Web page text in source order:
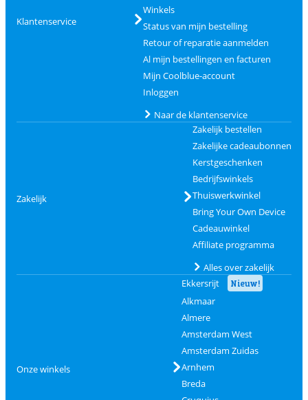
Klantenservice
Winkels
Status van mijn bestelling
Retour of reparatie aanmelden
Al mijn bestellingen en facturen
Mijn Coolblue-account
Inloggen
Naar de klantenservice
Zakelijk
Zakelijk bestellen
Zakelijke cadeaubonnen
Kerstgeschenken
Bedrijfswinkels
Thuiswerkwinkel
Bring Your Own Device
Cadeauwinkel
Affiliate programma
Alles over zakelijk
Onze winkels
Ekkersrijt Nieuw!
Alkmaar
Almere
Amsterdam West
Amsterdam Zuidas
Arnhem
Breda